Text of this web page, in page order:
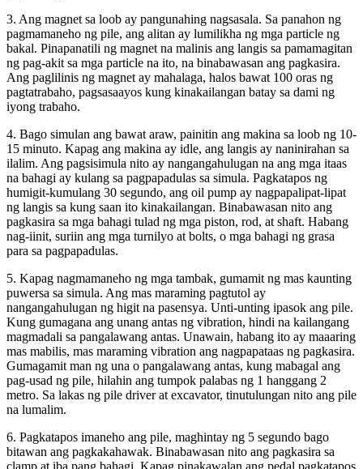
3. Ang magnet sa loob ay pangunahing nagsasala. Sa panahon ng
pagmamaneho ng pile, ang alitan ay lumilikha ng mga particle ng
bakal. Pinapanatili ng magnet na malinis ang langis sa pamamagitan
ng pag-akit sa mga particle na ito, na binabawasan ang pagkasira.
Ang paglilinis ng magnet ay mahalaga, halos bawat 100 oras ng
pagtatrabaho, pagsasaayos kung kinakailangan batay sa dami ng
iyong trabaho.
4. Bago simulan ang bawat araw, painitin ang makina sa loob ng 10-
15 minuto. Kapag ang makina ay idle, ang langis ay naninirahan sa
ilalim. Ang pagsisimula nito ay nangangahulugan na ang mga itaas
na bahagi ay kulang sa pagpapadulas sa simula. Pagkatapos ng
humigit-kumulang 30 segundo, ang oil pump ay nagpapalipat-lipat
ng langis sa kung saan ito kinakailangan. Binabawasan nito ang
pagkasira sa mga bahagi tulad ng mga piston, rod, at shaft. Habang
nag-iinit, suriin ang mga turnilyo at bolts, o mga bahagi ng grasa
para sa pagpapadulas.
5. Kapag nagmamaneho ng mga tambak, gumamit ng mas kaunting
puwersa sa simula. Ang mas maraming pagtutol ay
nangangahulugan ng higit na pasensya. Unti-unting ipasok ang pile.
Kung gumagana ang unang antas ng vibration, hindi na kailangang
magmadali sa pangalawang antas. Unawain, habang ito ay maaaring
mas mabilis, mas maraming vibration ang nagpapataas ng pagkasira.
Gumagamit man ng una o pangalawang antas, kung mabagal ang
pag-usad ng pile, hilahin ang tumpok palabas ng 1 hanggang 2
metro. Sa lakas ng pile driver at excavator, tinutulungan nito ang pile
na lumalim.
6. Pagkatapos imaneho ang pile, maghintay ng 5 segundo bago
bitawan ang pagkakahawak. Binabawasan nito ang pagkasira sa